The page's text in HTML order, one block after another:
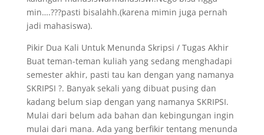
min….???pasti bisalahh.(karena mimin juga pernah
jadi mahasiswa).
Pikir Dua Kali Untuk Menunda Skripsi / Tugas Akhir
Buat teman-teman kuliah yang sedang menghadapi
semester akhir, pasti tau kan dengan yang namanya
SKRIPSI ?. Banyak sekali yang dibuat pusing dan
kadang belum siap dengan yang namanya SKRIPSI.
Mulai dari belum ada bahan dan kebingungan ingin
mulai dari mana. Ada yang berfikir tentang menunda